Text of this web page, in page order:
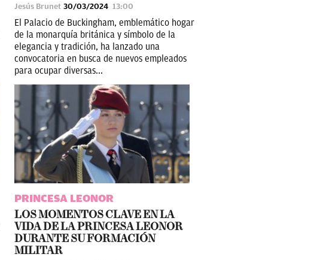
Jesús Brunet 30/03/2024 13:00
El Palacio de Buckingham, emblemático hogar
de la monarquía británica y símbolo de la
elegancia y tradición, ha lanzado una
convocatoria en busca de nuevos empleados
para ocupar diversas...
PRINCESA LEONOR
LOS MOMENTOS CLAVE EN LA
VIDA DE LA PRINCESA LEONOR
DURANTE SU FORMACIÓN
MILITAR